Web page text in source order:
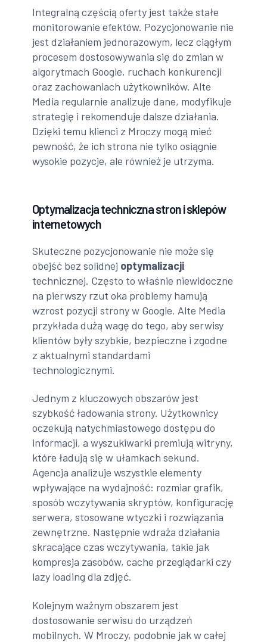
Integralną częścią oferty jest także stałe
monitorowanie efektów. Pozycjonowanie nie
jest działaniem jednorazowym, lecz ciągłym
procesem dostosowywania się do zmian w
algorytmach Google, ruchach konkurencji
oraz zachowaniach użytkowników. Alte
Media regularnie analizuje dane, modyfikuje
strategię i rekomenduje dalsze działania.
Dzięki temu klienci z Mroczy mogą mieć
pewność, że ich strona nie tylko osiągnie
wysokie pozycje, ale również je utrzyma.
Optymalizacja techniczna stron i sklepów
internetowych
Skuteczne pozycjonowanie nie może się
obejść bez solidnej optymalizacji
technicznej. Często to właśnie niewidoczne
na pierwszy rzut oka problemy hamują
wzrost pozycji strony w Google. Alte Media
przykłada dużą wagę do tego, aby serwisy
klientów były szybkie, bezpieczne i zgodne
z aktualnymi standardami
technologicznymi.
Jednym z kluczowych obszarów jest
szybkość ładowania strony. Użytkownicy
oczekują natychmiastowego dostępu do
informacji, a wyszukiwarki premiują witryny,
które ładują się w ułamkach sekund.
Agencja analizuje wszystkie elementy
wpływające na wydajność: rozmiar grafik,
sposób wczytywania skryptów, konfigurację
serwera, stosowane wtyczki i rozwiązania
zewnętrzne. Następnie wdraża działania
skracające czas wczytywania, takie jak
kompresja zasobów, cache przeglądarki czy
lazy loading dla zdjęć.
Kolejnym ważnym obszarem jest
dostosowanie serwisu do urządzeń
mobilnych. W Mroczy, podobnie jak w całej